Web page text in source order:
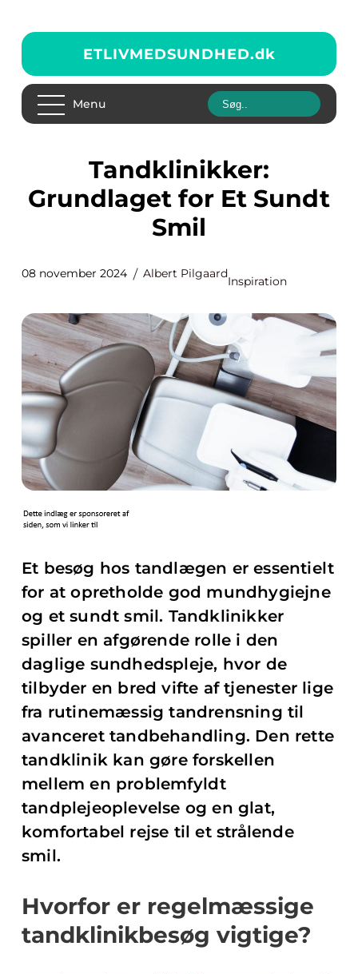
ETLIVMEDSUNDHED.dk
Menu
Tandklinikker:
Grundlaget for Et Sundt
Smil
08 november 2024 Albert Pilgaard
Inspiration
Et besøg hos tandlægen er essentielt
for at opretholde god mundhygiejne
og et sundt smil. Tandklinikker
spiller en afgørende rolle i den
daglige sundhedspleje, hvor de
tilbyder en bred vifte af tjenester lige
fra rutinemæssig tandrensning til
avanceret tandbehandling. Den rette
tandklinik kan gøre forskellen
mellem en problemfyldt
tandplejeoplevelse og en glat,
komfortabel rejse til et strålende
smil.
Hvorfor er regelmæssige
tandklinikbesøg vigtige?